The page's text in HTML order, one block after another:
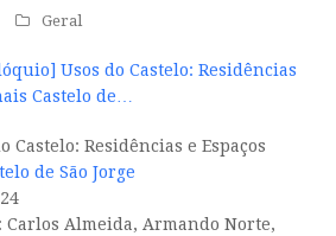
Geral
Usos do Castelo: Residências
Castelo de…
Castelo: Residências e Espaços
de São Jorge
Carlos Almeida, Armando Norte,